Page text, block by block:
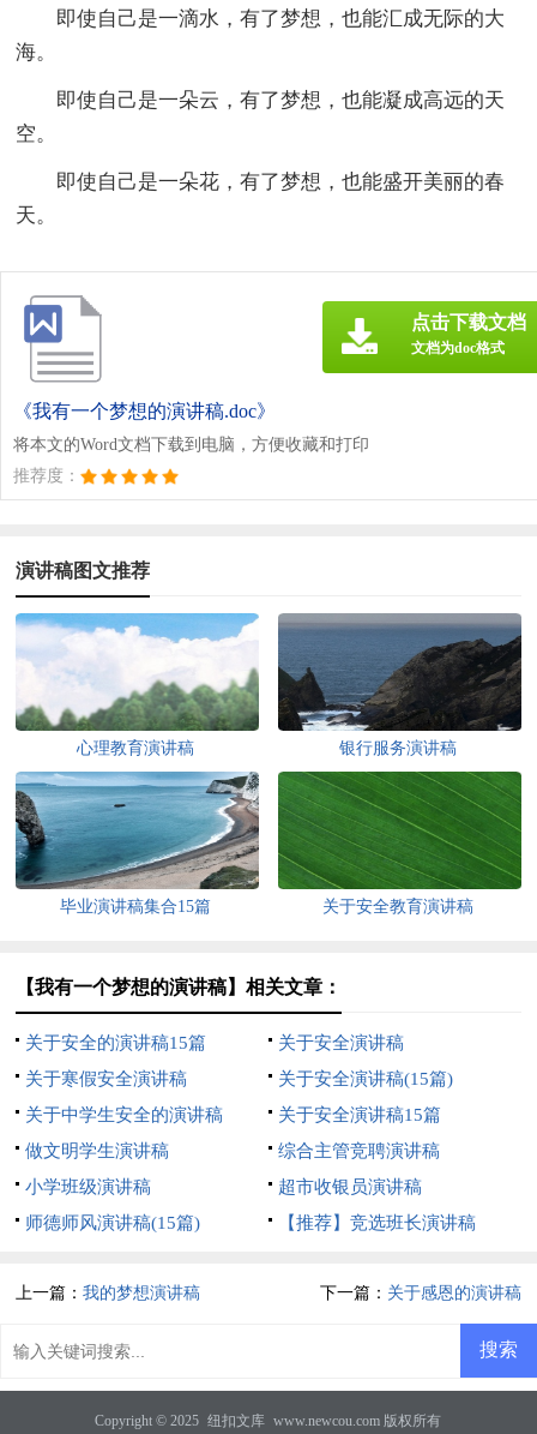
即使自己是一滴水，有了梦想，也能汇成无际的大
海。
即使自己是一朵云，有了梦想，也能凝成高远的天
空。
即使自己是一朵花，有了梦想，也能盛开美丽的春
天。
《我有一个梦想的演讲稿.doc》
将本文的Word文档下载到电脑，方便收藏和打印
推荐度：
点击下载文档
文档为doc格式
演讲稿图文推荐
心理教育演讲稿 银行服务演讲稿
毕业演讲稿集合15篇 关于安全教育演讲稿
【我有一个梦想的演讲稿】相关文章：
关于安全的演讲稿15篇
关于安全演讲稿
关于寒假安全演讲稿
关于安全演讲稿(15篇)
关于中学生安全的演讲稿
关于安全演讲稿15篇
做文明学生演讲稿
综合主管竞聘演讲稿
小学班级演讲稿
超市收银员演讲稿
师德师风演讲稿(15篇)
【推荐】竞选班长演讲稿
上一篇：我的梦想演讲稿 下一篇： 关于感恩的演讲稿
Copyright © 2025 纽扣文库 www.newcou.com 版权所有